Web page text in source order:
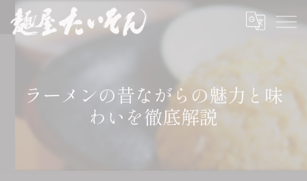
ラーメンの昔ながらの魅力と味
わいを徹底解説